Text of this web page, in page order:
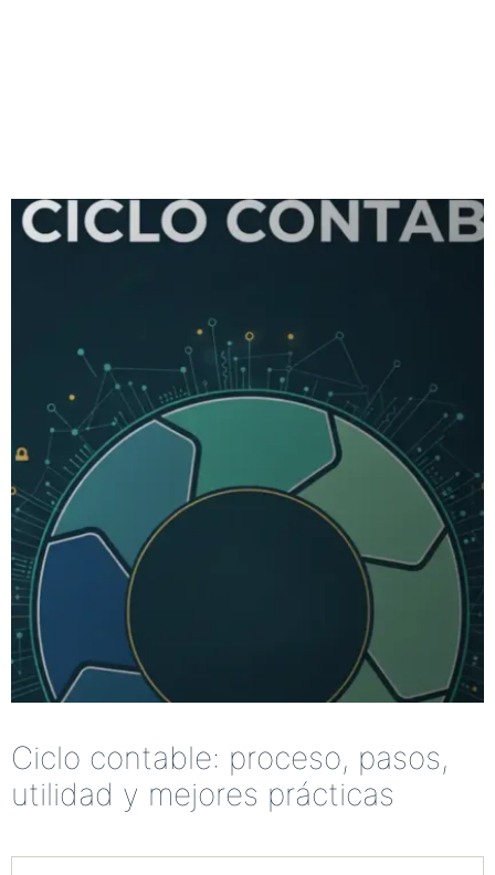
Ciclo contable: proceso, pasos,
utilidad y mejores prácticas